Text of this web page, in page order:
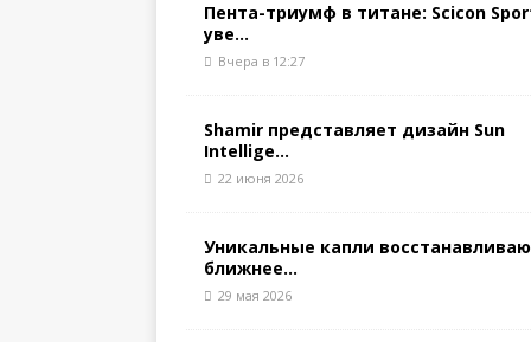
Пента-триумф в титане: Scicon
уве...
Вчера в 12:27
Shamir представляет дизайн Sun
Intellige...
22 июня 2026
Уникальные капли
ближнее...
29 мая 2026